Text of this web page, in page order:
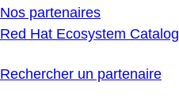
Nos partenaires
Red Hat Ecosystem Catalog
Rechercher un partenaire